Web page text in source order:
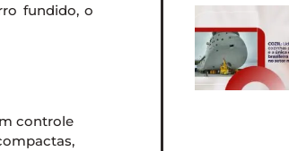
fundido, o
controle